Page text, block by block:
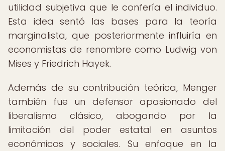
utilidad subjetiva que le confería el individuo.
Esta idea sentó las bases para la teoría
marginalista, que posteriormente influiría en
economistas de renombre como Ludwig von
Mises y Friedrich Hayek.
Además de su contribución teórica, Menger
también fue un defensor apasionado del
liberalismo clásico, abogando por la
limitación del poder estatal en asuntos
económicos y sociales. Su enfoque en la